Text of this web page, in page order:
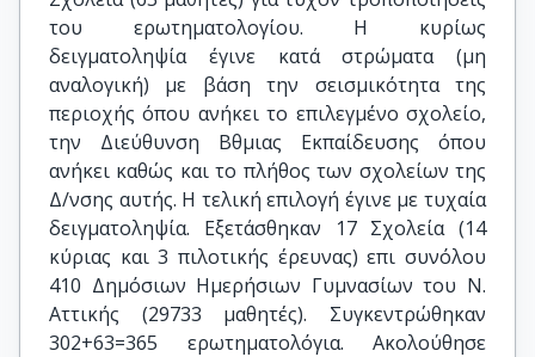
του ερωτηματολογίου. Η κυρίως
δειγματοληψία έγινε κατά στρώματα (μη
αναλογική) με βάση την σεισμικότητα της
περιοχής όπου ανήκει το επιλεγμένο σχολείο,
την Διεύθυνση Βθμιας Εκπαίδευσης όπου
ανήκει καθώς και το πλήθος των σχολείων της
Δ/νσης αυτής. Η τελική επιλογή έγινε με τυχαία
δειγματοληψία. Εξετάσθηκαν 17 Σχολεία (14
κύριας και 3 πιλοτικής έρευνας) επι συνόλου
410 Δημόσιων Ημερήσιων Γυμνασίων του Ν.
Αττικής (29733 μαθητές). Συγκεντρώθηκαν
302+63=365 ερωτηματολόγια. Ακολούθησε